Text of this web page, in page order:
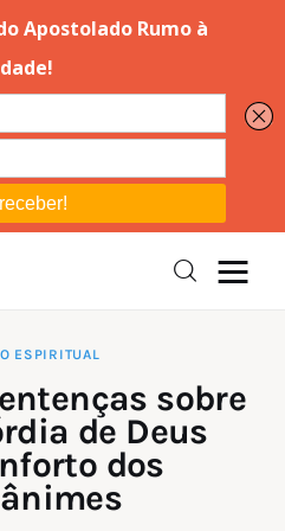
ESPIRITUAL
sobre
de Deus
dos